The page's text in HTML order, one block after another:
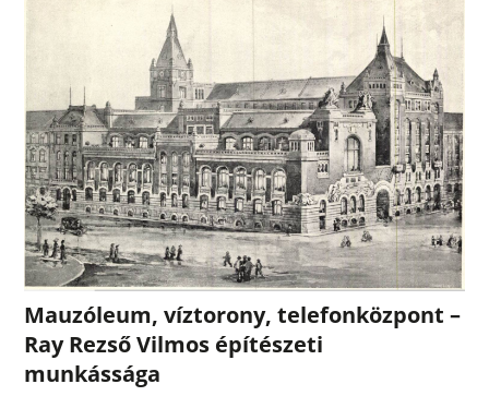
Mauzóleum, víztorony, telefonközpont –
Ray Rezső Vilmos építészeti
munkássága